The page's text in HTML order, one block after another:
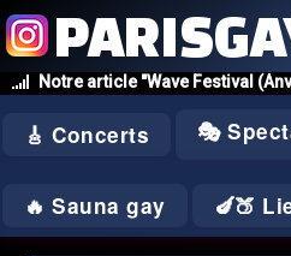
Notre article "Wave Festival
🎸 Concerts 🎭
🔥 Sauna gay 🍆🍑